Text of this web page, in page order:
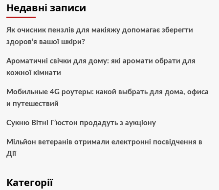
Недавні записи
Як очисник пензлів для макіяжу допомагає зберегти
здоров’я вашої шкіри?
Ароматичні свічки для дому: які аромати обрати для
кожної кімнати
Мобильные 4G роутеры: какой выбрать для дома, офиса
и путешествий
Сукню Вітні Г’юстон продадуть з аукціону
Мільйон ветеранів отримали електронні посвідчення в
Дії
Категорії